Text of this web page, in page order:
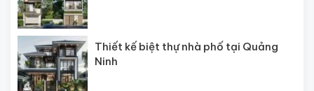
Thiết kế biệt thự nhà phố tại Quảng
Ninh